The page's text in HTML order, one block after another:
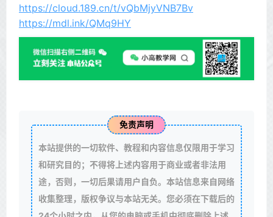
https://cloud.189.cn/t/vQbMjyVNB7Bv
https://mdl.ink/QMq9HY
免责声明
本站提供的一切软件、教程和内容信息仅限用于学习
和研究目的；不得将上述内容用于商业或者非法用
途，否则，一切后果请用户自负。本站信息来自网络
收集整理，版权争议与本站无关。您必须在下载后的